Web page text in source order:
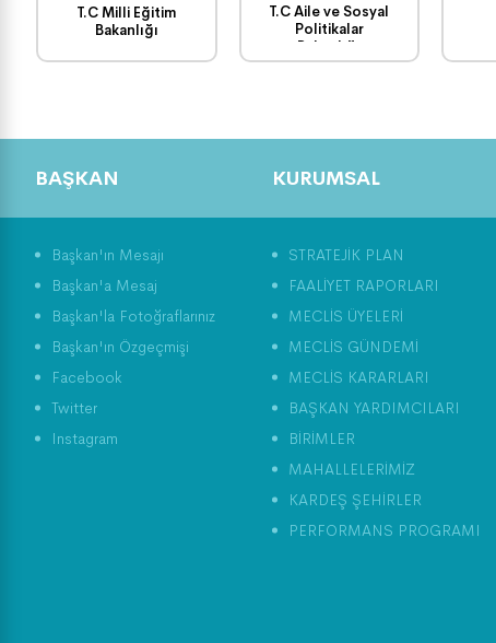
T.C Milli Eğitim
Bakanlığı
T.C Aile ve Sosyal
Politikalar
Bakanlığı
BAŞKAN
Başkan'ın Mesajı
Başkan'a Mesaj
Başkan'la Fotoğraflarınız
Başkan'ın Özgeçmişi
Facebook
Twitter
Instagram
KURUMSAL
STRATEJİK PLAN
FAALİYET RAPORLARI
MECLİS ÜYELERİ
MECLİS GÜNDEMİ
MECLİS KARARLARI
BAŞKAN YARDIMCILARI
BİRİMLER
MAHALLELERİMİZ
KARDEŞ ŞEHİRLER
PERFORMANS PROGRAMI